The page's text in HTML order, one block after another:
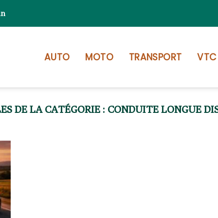
AUTO MOTO TRANSPORT
CONDUITE LONGUE